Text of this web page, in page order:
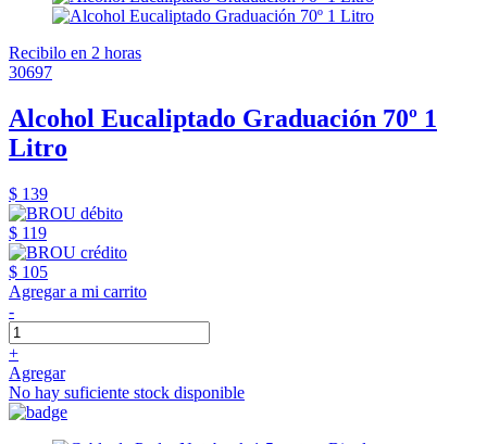
Recibilo en 2 horas
30697
Alcohol Eucaliptado Graduación 70º 1
Litro
$ 139
$ 119
$ 105
Agregar a mi carrito
-
+
Agregar
No hay suficiente stock disponible